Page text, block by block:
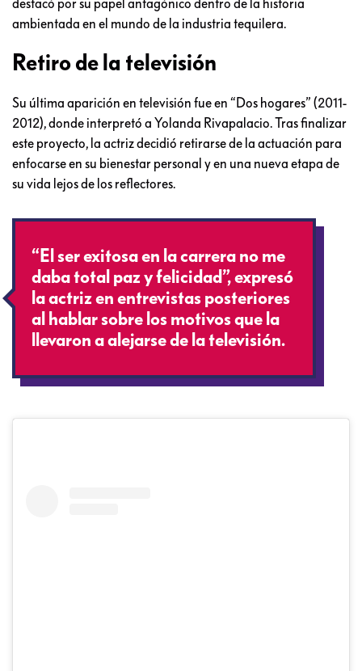
destacó por su papel antagónico dentro de la historia
ambientada en el mundo de la industria tequilera.
Retiro de la televisión
Su última aparición en televisión fue en “Dos hogares” (2011-
2012), donde interpretó a Yolanda Rivapalacio. Tras finalizar
este proyecto, la actriz decidió retirarse de la actuación para
enfocarse en su bienestar personal y en una nueva etapa de
su vida lejos de los reflectores.
“El ser exitosa en la carrera no me
daba total paz y felicidad”, expresó
la actriz en entrevistas posteriores
al hablar sobre los motivos que la
llevaron a alejarse de la televisión.